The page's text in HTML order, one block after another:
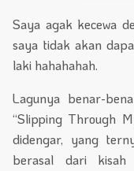
Saya agak kecewa
saya tidak akan
laki hahahahah.
Lagunya benar-
“Slipping Through
didengar, yang
berasal dari